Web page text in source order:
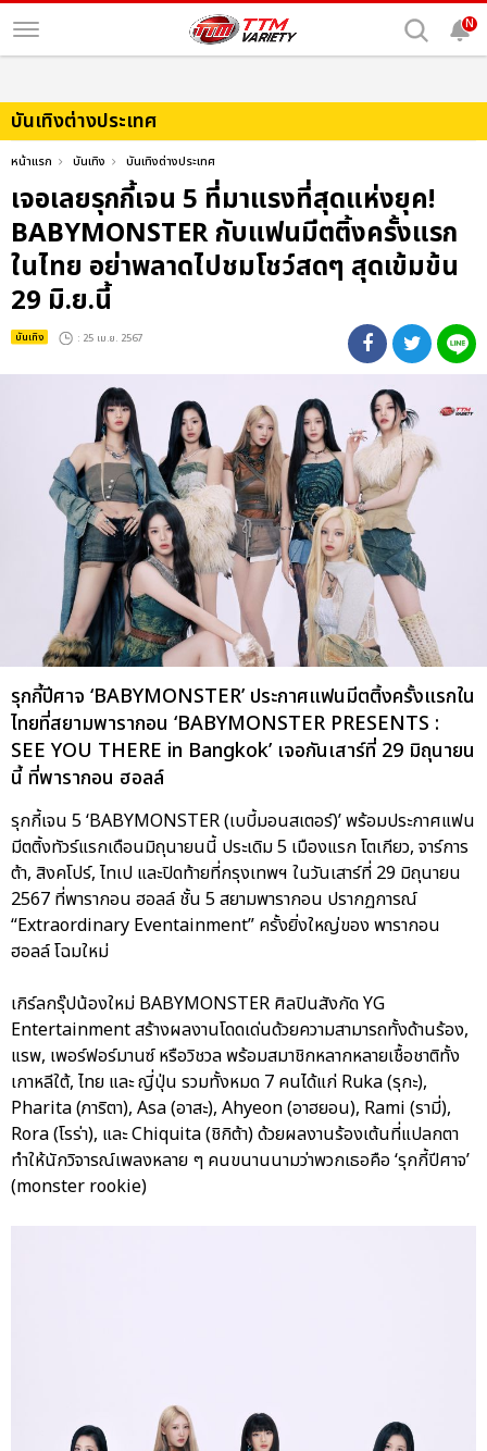
N
บันเทิงต่างประเทศ
หน้าแรก บันเทิง บันเทิงต่างประเทศ
เจอเลยรุกกี้เจน 5 ที่มาแรงที่สุดแห่งยุค!
BABYMONSTER กับแฟนมีตติ้งครั้งแรก
ในไทย อย่าพลาดไปชมโชว์สดๆ สุดเข้มข้น
29 มิ.ย.นี้
บันเทิง : 25 เม.ย. 2567
รุกกี้ปีศาจ ‘BABYMONSTER’ ประกาศแฟนมีตติ้งครั้งแรกใน
ไทยที่สยามพารากอน ‘BABYMONSTER PRESENTS :
SEE YOU THERE in Bangkok’ เจอกันเสาร์ที่ 29 มิถุนายน
นี้ ที่พารากอน ฮอลล์
รุกกี้เจน 5 ‘BABYMONSTER (เบบี้มอนสเตอร์)’ พร้อมประกาศแฟน
มีตติ้งทัวร์แรกเดือนมิถุนายนนี้ ประเดิม 5 เมืองแรก โตเกียว, จาร์การ
ต้า, สิงคโปร์, ไทเป และปิดท้ายที่กรุงเทพฯ ในวันเสาร์ที่ 29 มิถุนายน
2567 ที่พารากอน ฮอลล์ ชั้น 5 สยามพารากอน ปรากฏการณ์
“Extraordinary Eventainment” ครั้งยิ่งใหญ่ของ พารากอน
ฮอลล์ โฉมใหม่
เกิร์ลกรุ๊ปน้องใหม่ BABYMONSTER ศิลปินสังกัด YG
Entertainment สร้างผลงานโดดเด่นด้วยความสามารถทั้งด้านร้อง,
แรพ, เพอร์ฟอร์มานซ์ หรือวิชวล พร้อมสมาชิกหลากหลายเชื้อชาติทั้ง
เกาหลีใต้, ไทย และ ญี่ปุ่น รวมทั้งหมด 7 คนได้แก่ Ruka (รุกะ),
Pharita (ภาริตา), Asa (อาสะ), Ahyeon (อาฮยอน), Rami (รามี่),
Rora (โรร่า), และ Chiquita (ชิกิต้า) ด้วยผลงานร้องเต้นที่แปลกตา
ทำให้นักวิจารณ์เพลงหลาย ๆ คนขนานนามว่าพวกเธอคือ ‘รุกกี้ปีศาจ’
(monster rookie)